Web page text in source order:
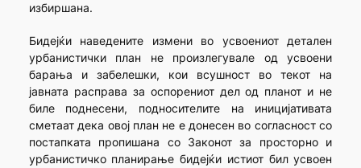
избиршана.
Бидејќи наведените измени во усвоениот детален
урбанистички план не произлегувале од усвоени
барања и забелешки, кои всушност во текот на
јавната расправа за оспорениот дел од планот и не
биле поднесени, подносителите на иницијативата
сметаат дека овој план не е донесен во согласност со
постапката пропишана со Законот за просторно и
урбанистичко планирање бидејќи истиот бил усвоен